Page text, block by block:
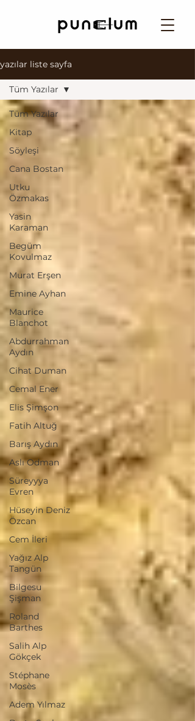
yazılar liste sayfa
Tüm Yazılar
Kitap
Söyleşi
Cana Bostan
Utku
Özmakas
Yasin
Karaman
Begüm
Kovulmaz
Murat Erşen
Emine Ayhan
Maurice
Blanchot
Abdurrahman
Aydın
Cihat Duman
Cemal Ener
Elis Şimşon
Fatih Altuğ
Barış Aydın
Aslı Odman
Süreyyya
Evren
Hüseyin Deniz
Özcan
Cem İleri
Yağız Alp
Tangün
Bilgesu
Şişman
Roland
Barthes
Salih Alp
Gökçek
Stéphane
Mosès
Adem Yılmaz
Tüm Yazılar